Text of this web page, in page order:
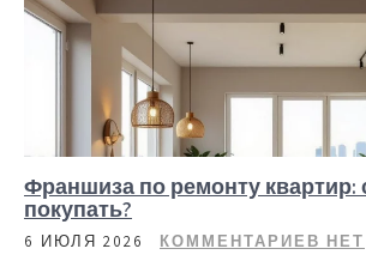
Франшиза по ремонту квартир:
покупать?
6 ИЮЛЯ 2026 КОММЕНТАРИЕВ НЕТ